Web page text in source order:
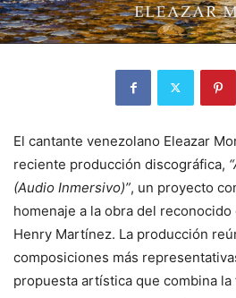
El cantante venezolano Eleazar
reciente producción discográfica,
(Audio Inmersivo)”, un proyecto
homenaje a la obra del
Henry Martínez. La producción
composiciones más
propuesta artística que combina